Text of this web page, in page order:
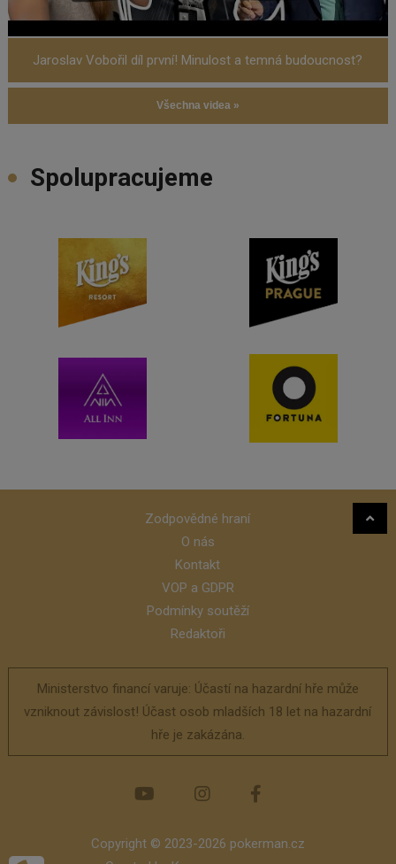
Jaroslav Vobořil díl první! Minulost a temná budoucnost?
Všechna videa »
Spolupracujeme
Zodpovědné hraní
O nás
Kontakt
VOP a GDPR
Podmínky soutěží
Redaktoři
Ministerstvo financí varuje: Účastí na hazardní hře může
vzniknout závislost! Účast osob mladších 18 let na hazardní
hře je zakázána.
Copyright © 2023-2026 pokerman.cz